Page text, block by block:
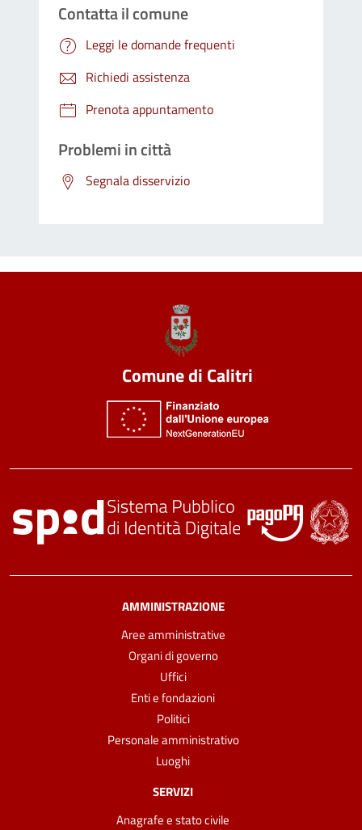
Contatta il comune
Leggi le domande frequenti
Richiedi assistenza
Prenota appuntamento
Problemi in città
Segnala disservizio
Comune di Calitri
AMMINISTRAZIONE
Aree amministrative
Organi di governo
Uffici
Enti e fondazioni
Politici
Personale amministrativo
Luoghi
SERVIZI
Anagrafe e stato civile